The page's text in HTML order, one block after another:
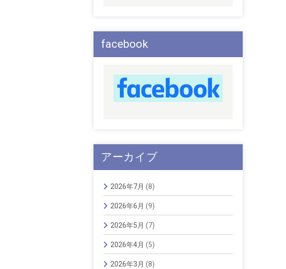
facebook
アーカイブ
2026年7月 (8)
2026年6月 (9)
2026年5月 (7)
2026年4月 (5)
2026年3月 (8)